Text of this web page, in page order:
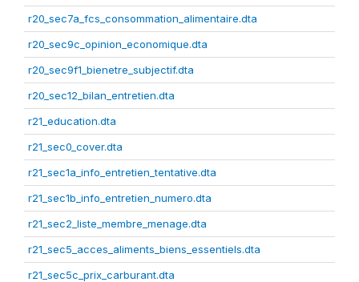
r20_sec7a_fcs_consommation_alimentaire.dta
r20_sec9c_opinion_economique.dta
r20_sec9f1_bienetre_subjectif.dta
r20_sec12_bilan_entretien.dta
r21_education.dta
r21_sec0_cover.dta
r21_sec1a_info_entretien_tentative.dta
r21_sec1b_info_entretien_numero.dta
r21_sec2_liste_membre_menage.dta
r21_sec5_acces_aliments_biens_essentiels.dta
r21_sec5c_prix_carburant.dta